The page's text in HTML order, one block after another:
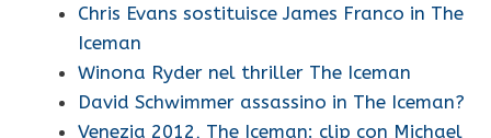
Chris Evans sostituisce James Franco in The
Iceman
Winona Ryder nel thriller The Iceman
David Schwimmer assassino in The Iceman?
Venezia 2012, The Iceman: clip con Michael